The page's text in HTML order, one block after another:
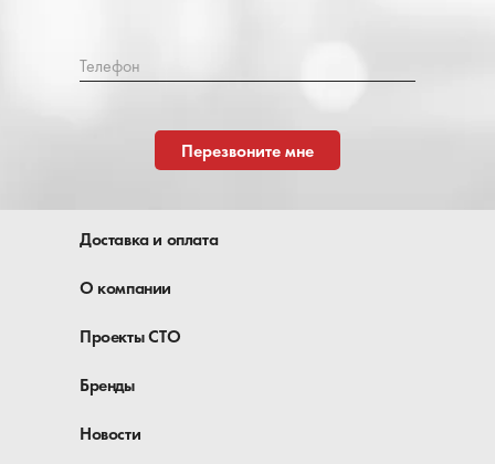
Телефон
Перезвоните мне
Доставка и оплата
О компании
Проекты СТО
Бренды
Новости